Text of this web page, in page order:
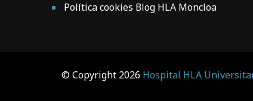
Política cookies Blog HLA Moncloa
© Copyright 2026 Hospital HLA